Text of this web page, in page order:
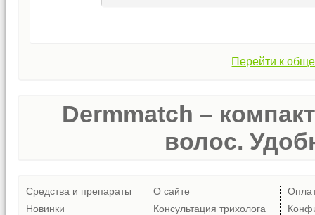
Перейти к
Dermmatch –
волос.
Средства и препараты
Новинки
О сайте
Консультация трихолога